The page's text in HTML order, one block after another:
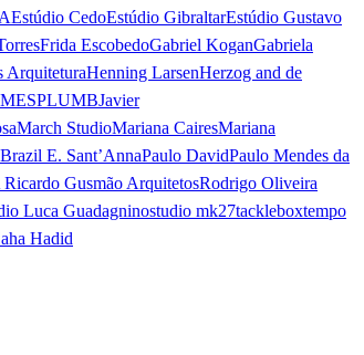
Estúdio CedoEstúdio GibraltarEstúdio Gustavo
Frida EscobedoGabriel KoganGabriela
ArquiteturaHenning LarsenHerzog and de
Javier
March StudioMariana CairesMariana
E. Sant’AnnaPaulo DavidPaulo Mendes da
Gusmão ArquitetosRodrigo Oliveira
Luca Guadagninostudio mk27tackleboxtempo
Hadid